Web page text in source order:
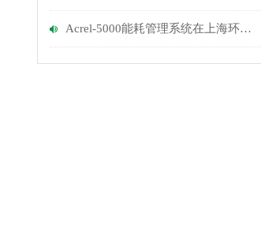
Acrel-5000能耗管理系统在上海环境监测中心项目的应用